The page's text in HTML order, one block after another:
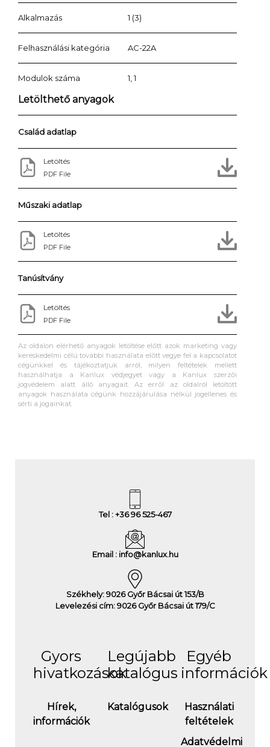
Alkalmazás 1 (3)
Felhasználási kategória AC-22A
Modulok száma 1, 1
Letölthető anyagok
Család adatlap
Letöltés
PDF File
Műszaki adatlap
Letöltés
PDF File
Tanúsítvány
Letöltés
PDF File
Az oldalon elérhető anyagok letöltése előtt azok marketing vagy
kereskedelmi célú további használata előtt vegye fel a kapcsolatot
cégünkkel és tájékoztatjuk arról, milyen feltételek mellett
használhatja a Kanlux védjegyet vagy a Kanlux szerzői
jogvédelem alatt álló anyagait. Az erről az oldalról letöltött
anyagok használata cégünk hozzájárulása nélkül jogellenes és
sérti a jogainkat.
Tel : +36 96 525-467
Email : info@kanlux.hu
Székhely: 9026 Győr Bácsai út 153/B
Levelezési cím: 9026 Győr Bácsai út 179/C
Gyors
hivatkozások
Hírek,
információk
Legújabb
katalógus
Katalógusok
Egyéb
információk
Használati
feltételek
Adatvédelmi